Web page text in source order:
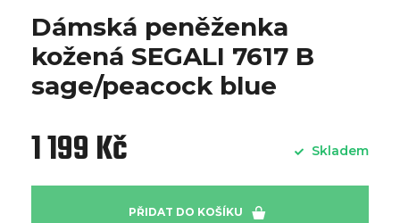
Dámská peněženka
kožená SEGALI 7617 B
sage/peacock blue
1 199 Kč Skladem
PŘIDAT DO KOŠÍKU